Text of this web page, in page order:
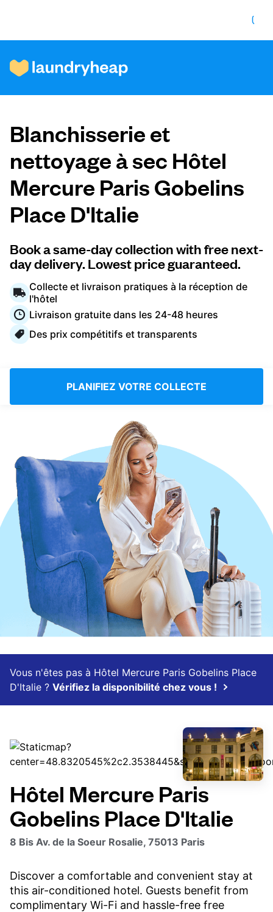
Comment ça fonctionne
Prix et services
À propos de nous
Pour les entreprises
Connectez-vous
Téléchargez notre application mobile
Suivez-nous
France FR
Blanchisserie et
nettoyage à sec Hôtel
Mercure Paris Gobelins
Place D'Italie
Book a same-day collection with free next-
day delivery. Lowest price guaranteed.
Collecte et livraison pratiques à la réception de
l'hôtel
Livraison gratuite dans les 24-48 heures
Des prix compétitifs et transparents
PLANIFIEZ VOTRE COLLECTE
Vous n'êtes pas à Hôtel Mercure Paris Gobelins Place
D'Italie ? Vérifiez la disponibilité chez vous !
Hôtel Mercure Paris
Gobelins Place D'Italie
8 Bis Av. de la Soeur Rosalie, 75013 Paris
Discover a comfortable and convenient stay at
this air-conditioned hotel. Guests benefit from
complimentary Wi-Fi and hassle-free free